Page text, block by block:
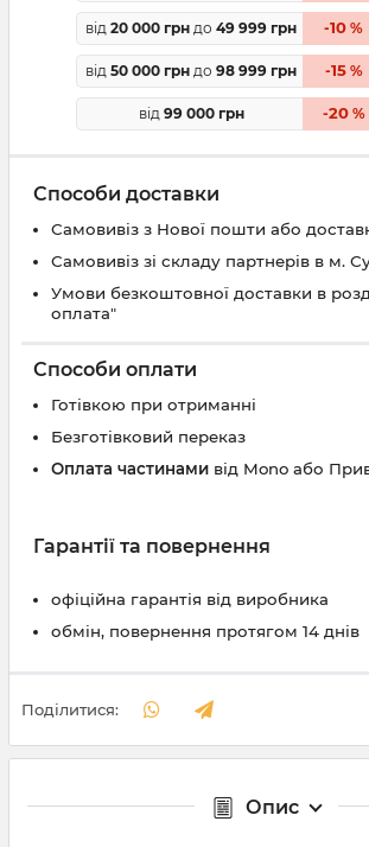
від 20 000 грн до 49 999 грн -10 %
від 50 000 грн до 98 999 грн -15%
від 99 000 грн -20%
Способи доставки
Самовивіз з Нової пошти або
Самовивіз зі складу партнерів в м.
Умови безкоштовної доставки в
оплата"
Способи оплати
Готівкою при отриманні
Безготівковий переказ
Оплата частинами від Mono або
Гарантії та повернення
офіційна гарантія від виробника
обмін, повернення протягом 14 днів
Поділитися:
Опис